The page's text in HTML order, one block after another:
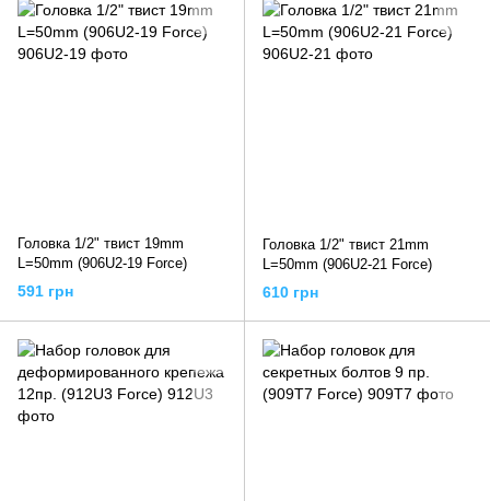
Головка 1/2" твист 19mm
L=50mm (906U2-19 Force)
591 грн
Головка 1/2" твист 21mm
L=50mm (906U2-21 Force)
610 грн